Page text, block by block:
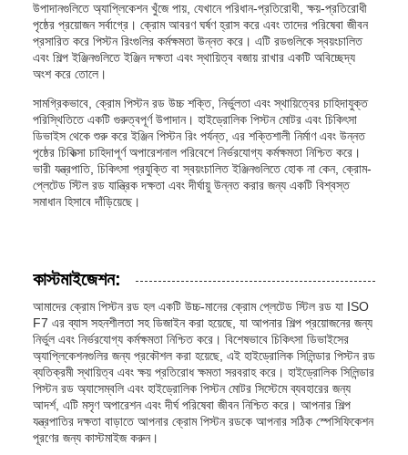
উপাদানগুলিতে অ্যাপ্লিকেশন খুঁজে পায়, যেখানে পরিধান-প্রতিরোধী, ক্ষয়-প্রতিরোধী
পৃষ্ঠের প্রয়োজন সর্বাগ্রে। ক্রোম আবরণ ঘর্ষণ হ্রাস করে এবং তাদের পরিষেবা জীবন
প্রসারিত করে পিস্টন রিংগুলির কর্মক্ষমতা উন্নত করে। এটি রডগুলিকে স্বয়ংচালিত
এবং শিল্প ইঞ্জিনগুলিতে ইঞ্জিন দক্ষতা এবং স্থায়িত্ব বজায় রাখার একটি অবিচ্ছেদ্য
অংশ করে তোলে।
সামগ্রিকভাবে, ক্রোম পিস্টন রড উচ্চ শক্তি, নির্ভুলতা এবং স্থায়িত্বের চাহিদাযুক্ত
পরিস্থিতিতে একটি গুরুত্বপূর্ণ উপাদান। হাইড্রোলিক পিস্টন মোটর এবং চিকিৎসা
ডিভাইস থেকে শুরু করে ইঞ্জিন পিস্টন রিং পর্যন্ত, এর শক্তিশালী নির্মাণ এবং উন্নত
পৃষ্ঠের চিকিত্সা চাহিদাপূর্ণ অপারেশনাল পরিবেশে নির্ভরযোগ্য কর্মক্ষমতা নিশ্চিত করে।
ভারী যন্ত্রপাতি, চিকিৎসা প্রযুক্তি বা স্বয়ংচালিত ইঞ্জিনগুলিতে হোক না কেন, ক্রোম-
প্লেটেড স্টিল রড যান্ত্রিক দক্ষতা এবং দীর্ঘায়ু উন্নত করার জন্য একটি বিশ্বস্ত
সমাধান হিসাবে দাঁড়িয়েছে।
কাস্টমাইজেশন:
আমাদের ক্রোম পিস্টন রড হল একটি উচ্চ-মানের ক্রোম প্লেটেড স্টিল রড যা ISO
F7 এর ব্যাস সহনশীলতা সহ ডিজাইন করা হয়েছে, যা আপনার শিল্প প্রয়োজনের জন্য
নির্ভুল এবং নির্ভরযোগ্য কর্মক্ষমতা নিশ্চিত করে। বিশেষভাবে চিকিৎসা ডিভাইসের
অ্যাপ্লিকেশনগুলির জন্য প্রকৌশল করা হয়েছে, এই হাইড্রোলিক সিলিন্ডার পিস্টন রড
ব্যতিক্রমী স্থায়িত্ব এবং ক্ষয় প্রতিরোধ ক্ষমতা সরবরাহ করে। হাইড্রোলিক সিলিন্ডার
পিস্টন রড অ্যাসেম্বলি এবং হাইড্রোলিক পিস্টন মোটর সিস্টেমে ব্যবহারের জন্য
আদর্শ, এটি মসৃণ অপারেশন এবং দীর্ঘ পরিষেবা জীবন নিশ্চিত করে। আপনার শিল্প
যন্ত্রপাতির দক্ষতা বাড়াতে আপনার ক্রোম পিস্টন রডকে আপনার সঠিক স্পেসিফিকেশন
পূরণের জন্য কাস্টমাইজ করুন।